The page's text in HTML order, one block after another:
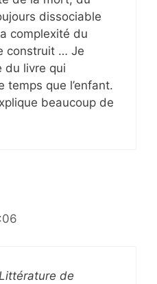
dissociable
complexité du
construit … Je
du livre qui
temps que l’enfant.
beaucoup de
de